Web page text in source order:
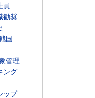
員
勧奨
国
管理
ング
ップ